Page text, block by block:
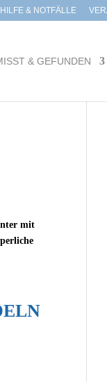
HILFE & NOTFÄLLE
& GEFUNDEN
mit